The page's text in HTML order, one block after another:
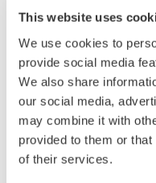
This website uses
We use cookies to
provide social media
We also share
our social media,
may combine it with
provided to them or
of their services.
Streulichtunterdrückung,
normalerweise eine
wird. Der AQ6370E trägt
bei.
Standard (-10)
73dB
*Resolution setting 0.1nm